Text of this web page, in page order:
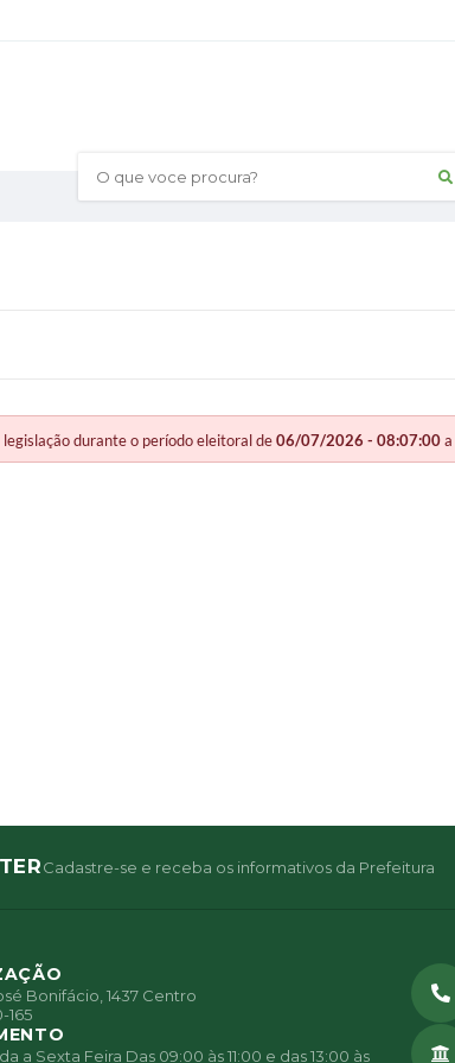
O que voce procura?
durante o período eleitoral de06/07/2026 - 08:07:00a
Cadastre-se e receba os informativos da Prefeitura
Bonifácio, 1437 Centro
165
a Sexta Feira Das 09:00 às 11:00 e das 13:00 às